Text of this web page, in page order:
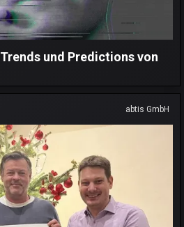
und Predictions von
abtis GmbH